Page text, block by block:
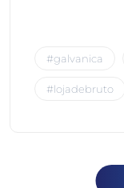
#galvanica
#lojadebruto